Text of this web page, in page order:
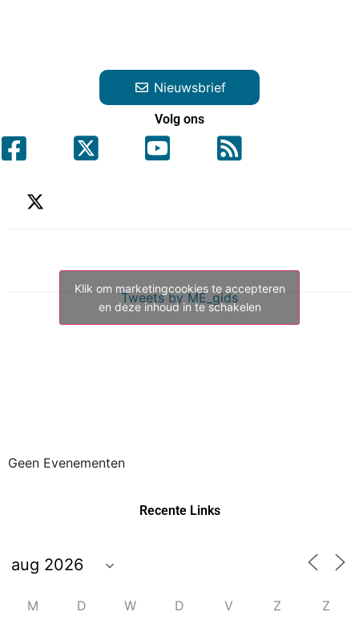
Nieuwsbrief
Volg ons
Tweets by ME_gids
Klik om marketingcookies te accepteren
en deze inhoud in te schakelen
Geen Evenementen
Recente Links
M D W D V Z Z